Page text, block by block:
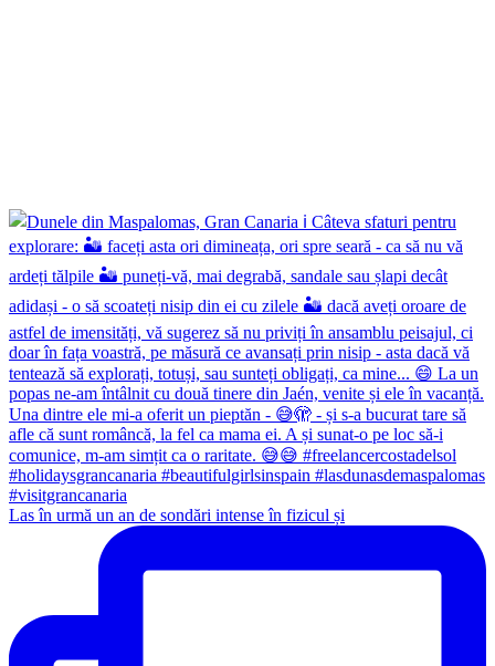
Las în urmă un an de sondări intense în fizicul și